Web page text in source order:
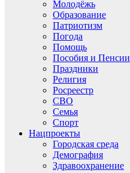
Молодёжь
Образование
Патриотизм
Погода
Помощь
Пособия и Пенсии
Праздники
Религия
Росреестр
СВО
Семья
Спорт
Нацпроекты
Городская среда
Демография
Здравоохранение